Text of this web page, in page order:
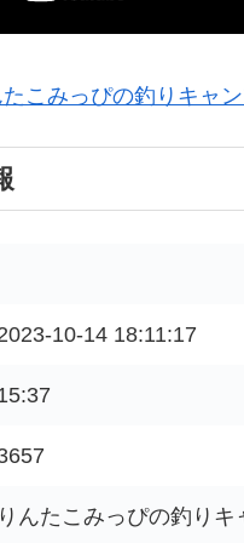
たこみっぴの釣りキャ
10-14 18:11:17
りんたこみっぴの釣りキ